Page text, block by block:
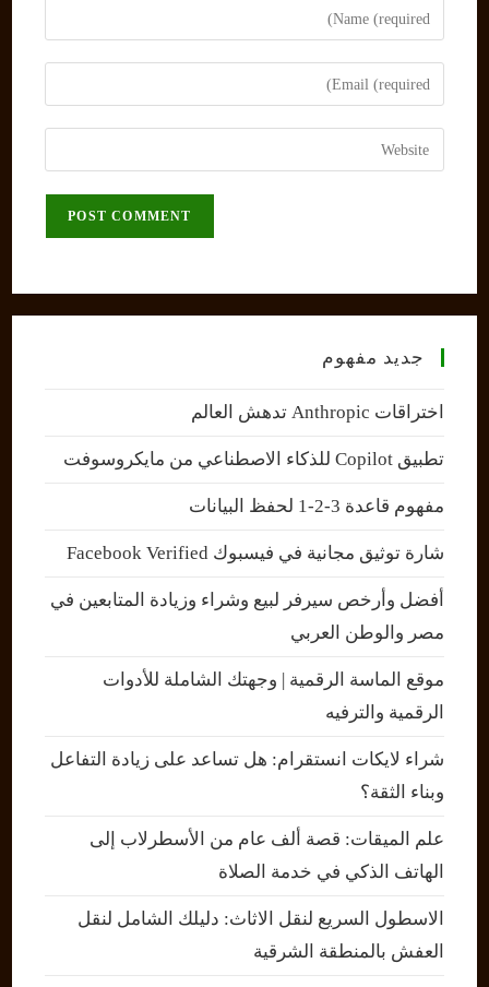
Enter
your
name
comment
Enter
your
email
address
Enter
your
جديد مفهوم
اختراقات Anthropic تدهش العالم
تطبيق Copilot للذكاء الاصطناعي من مايكروسوفت
مفهوم قاعدة 3-2-1 لحفظ البيانات
شارة توثيق مجانية في فيسبوك Facebook Verified
أفضل وأرخص سيرفر لبيع وشراء وزيادة المتابعين في
مصر والوطن العربي
موقع الماسة الرقمية | وجهتك الشاملة للأدوات
الرقمية والترفيه
شراء لايكات انستقرام: هل تساعد على زيادة التفاعل
وبناء الثقة؟
علم الميقات: قصة ألف عام من الأسطرلاب إلى
الهاتف الذكي في خدمة الصلاة
الاسطول السريع لنقل الاثاث: دليلك الشامل لنقل
العفش بالمنطقة الشرقية